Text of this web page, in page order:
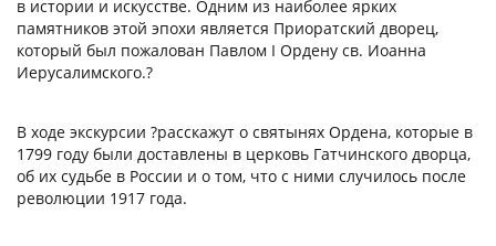
в истории и искусстве. Одним из наиболее ярких
памятников этой эпохи является Приоратский дворец,
который был пожалован Павлом I Ордену св. Иоанна
Иерусалимского.?
В ходе экскурсии ?расскажут о святынях Ордена, которые в
1799 году были доставлены в церковь Гатчинского дворца,
об их судьбе в России и о том, что с ними случилось после
революции 1917 года.